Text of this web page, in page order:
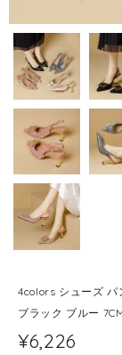
4colors シューズ パ
ブラック ブルー
¥6,226